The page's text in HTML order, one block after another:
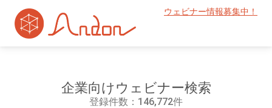
ウェビナー情報募集中！
企業向けウェビナー検索
登録件数：146,772件